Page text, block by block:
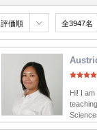
評価順 全3947名
Hi! I